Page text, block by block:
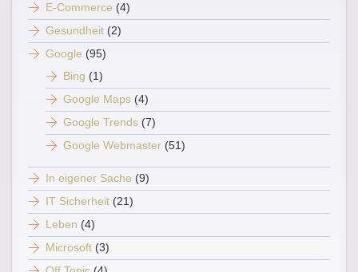
E-Commerce (4)
Gesundheit (2)
Google (95)
Bing (1)
Google Maps (4)
Google Trends (7)
Google Webmaster (51)
In eigener Sache (9)
IT Sicherheit (21)
Leben (4)
Microsoft (3)